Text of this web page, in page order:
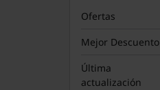
Ofertas
Mejor Descuento
Última
actualización